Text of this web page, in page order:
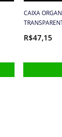
CAIXA
R$47,15